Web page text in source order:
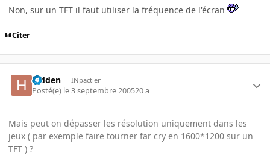
Non, sur un TFT il faut utiliser la fréquence de l'écran
Citer
hidden INpactien
Posté(e) le 3 septembre 200520 a
Mais peut on dépasser les résolution uniquement dans les
jeux ( par exemple faire tourner far cry en 1600*1200 sur un
TFT ) ?